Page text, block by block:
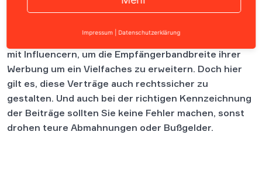
häufiger schließen werbende Unternehmen Verträge
mit Influencern, um die Empfängerbandbreite ihrer
Werbung um ein Vielfaches zu erweitern. Doch hier
gilt es, diese Verträge auch rechtssicher zu
gestalten. Und auch bei der richtigen Kennzeichnung
der Beiträge sollten Sie keine Fehler machen, sonst
drohen teure Abmahnungen oder Bußgelder.
Impressum Datenschutzerklärung